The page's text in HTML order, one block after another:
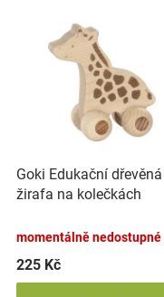
Goki Edukační dřevěná
žirafa na kolečkách
momentálně nedostupné
225 Kč